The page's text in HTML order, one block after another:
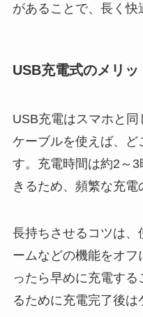
があることで、長く快
USB充電式のメリ
USB充電はスマホと
ケーブルを使えば、
す。充電時間は約2～
きるため、頻繁な充電
長持ちさせるコツは
ームなどの機能をオ
ったら早めに充電す
るために充電完了後は